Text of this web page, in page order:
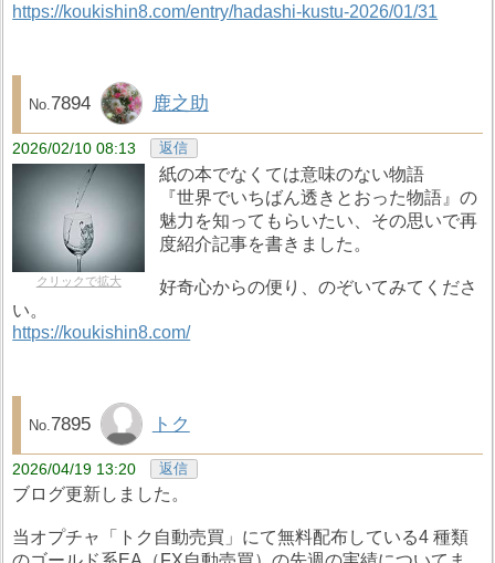
https://koukishin8.com/entry/hadashi-kustu-2026/01/31
7894 鹿之助
2026/02/10 08:13 返信
クリックで拡大
紙の本でなくては意味のない物語
『世界でいちばん透きとおった物語』の
魅力を知ってもらいたい、その思いで再
度紹介記事を書きました。
好奇心からの便り、のぞいてみてくださ
い。
https://koukishin8.com/
7895 トク
2026/04/19 13:20 返信
ブログ更新しました。
当オプチャ「トク自動売買」にて無料配布している4 種類